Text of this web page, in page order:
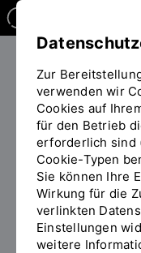
Sie
befinden
sich
auf
der
Seite
"Zusatzangebot
(Detailansicht)"
Studieren
INHALT
Zur
verwenden wir
Cookies auf
für den Betrieb
erforderlich sind
Cookie-Typen
Sie können Ihre
Wirkung für die
verlinkten
Einstellungen
weitere